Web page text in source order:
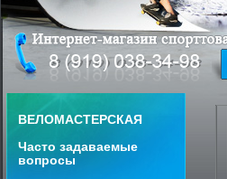
ВЕЛОМАСТЕРСКАЯ
Часто задаваемые
вопросы